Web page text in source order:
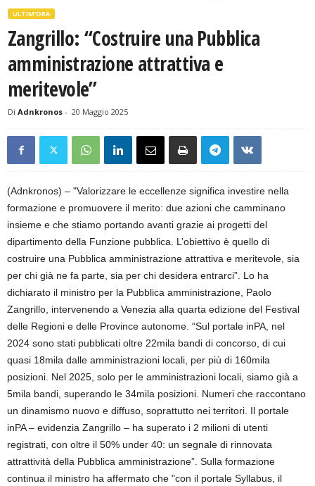
ULTIM'ORA
Zangrillo: “Costruire una Pubblica
amministrazione attrattiva e
meritevole”
Di Adnkronos - 20 Maggio 2025
(Adnkronos) – "Valorizzare le eccellenze significa investire nella
formazione e promuovere il merito: due azioni che camminano
insieme e che stiamo portando avanti grazie ai progetti del
dipartimento della Funzione pubblica. L’obiettivo è quello di
costruire una Pubblica amministrazione attrattiva e meritevole, sia
per chi già ne fa parte, sia per chi desidera entrarci”. Lo ha
dichiarato il ministro per la Pubblica amministrazione, Paolo
Zangrillo, intervenendo a Venezia alla quarta edizione del Festival
delle Regioni e delle Province autonome. “Sul portale inPA, nel
2024 sono stati pubblicati oltre 22mila bandi di concorso, di cui
quasi 18mila dalle amministrazioni locali, per più di 160mila
posizioni. Nel 2025, solo per le amministrazioni locali, siamo già a
5mila bandi, superando le 34mila posizioni. Numeri che raccontano
un dinamismo nuovo e diffuso, soprattutto nei territori. Il portale
inPA – evidenzia Zangrillo – ha superato i 2 milioni di utenti
registrati, con oltre il 50% under 40: un segnale di rinnovata
attrattività della Pubblica amministrazione”. Sulla formazione
continua il ministro ha affermato che "con il portale Syllabus, il